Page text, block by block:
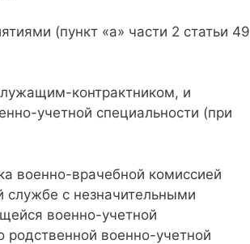
(пункт «а» части 2 статьи 49
контрактником, и
учетной специальности (при
военно-врачебной комиссией
с незначительными
военно-учетной
военно-учетной